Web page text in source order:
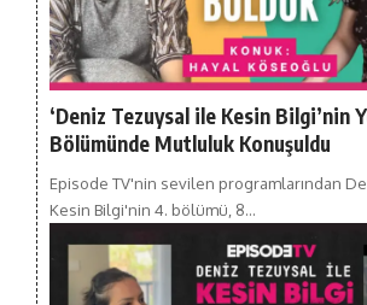
‘Deniz Tezuysal ile Kesin Bilgi’nin
Bölümünde Mutluluk Konuşuldu
Episode TV'nin sevilen programlarından
Kesin Bilgi'nin 4. bölümü, 8…